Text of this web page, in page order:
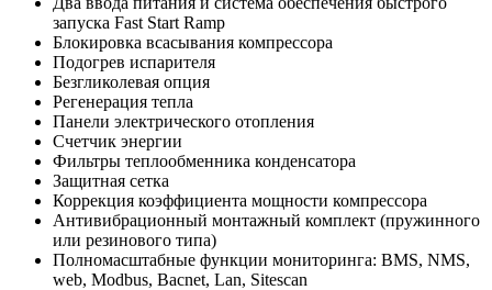
запуска Fast Start Ramp
Блокировка всасывания компрессора
Подогрев испарителя
Безгликолевая опция
Регенерация тепла
Панели электрического отопления
Счетчик энергии
Фильтры теплообменника конденсатора
Защитная сетка
Коррекция коэффициента мощности компрессора
Антивибрационный монтажный комплект (пружинного
или резинового типа)
Полномасштабные функции мониторинга: BMS, NMS,
web, Modbus, Bacnet, Lan, Sitescan